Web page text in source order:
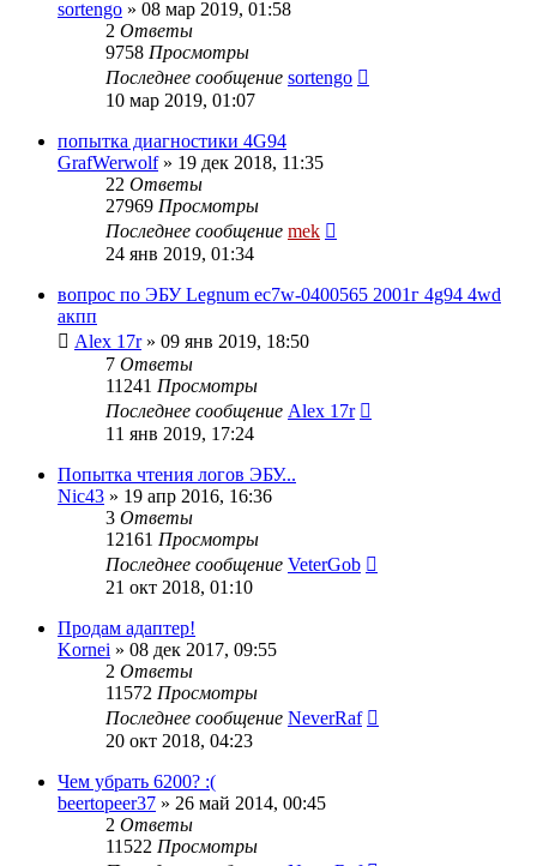
sortengo » 08 мар 2019, 01:58
2 Ответы
9758 Просмотры
Последнее сообщение sortengo
10 мар 2019, 01:07
попытка диагностики 4G94
GrafWerwolf» 19 дек 2018, 11:35
22 Ответы
27969 Просмотры
Последнее сообщение mek
24 янв 2019, 01:34
вопрос по ЭБУ Legnum ec7w-0400565 2001г 4g94 4wd
акпп
Alex 17r» 09 янв 2019, 18:50
7 Ответы
11241 Просмотры
Последнее сообщение Alex 17r
11 янв 2019, 17:24
Попытка чтения логов ЭБУ...
Nic43 » 19 апр 2016, 16:36
3 Ответы
12161 Просмотры
Последнее сообщение VeterGob
21 окт 2018, 01:10
Продам адаптер!
Kornei » 08 дек 2017, 09:55
2 Ответы
11572 Просмотры
Последнее сообщение NeverRaf
20 окт 2018, 04:23
Чем убрать 6200? :(
beertopeer37 » 26 май 2014, 00:45
2 Ответы
11522 Просмотры